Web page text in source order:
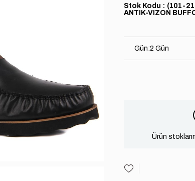
Stok Kodu
(101-
ANTIK-VIZON
Gün:2 Gün
Ürün